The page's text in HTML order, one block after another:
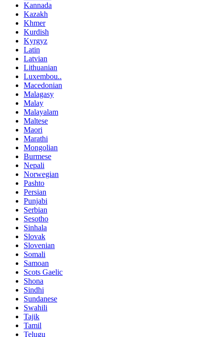
Kannada
Kazakh
Khmer
Kurdish
Kyrgyz
Latin
Latvian
Lithuanian
Luxembou..
Macedonian
Malagasy
Malay
Malayalam
Maltese
Maori
Marathi
Mongolian
Burmese
Nepali
Norwegian
Pashto
Persian
Punjabi
Serbian
Sesotho
Sinhala
Slovak
Slovenian
Somali
Samoan
Scots Gaelic
Shona
Sindhi
Sundanese
Swahili
Tajik
Tamil
Telugu